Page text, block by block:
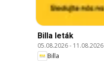
Billa leták
05.08.2026- 11.08.2026
Billa